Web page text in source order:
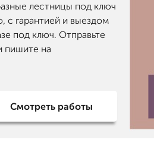
лестницы под ключ
с гарантией и выездом
под ключ. Отправьте
пишите на
Смотреть работы